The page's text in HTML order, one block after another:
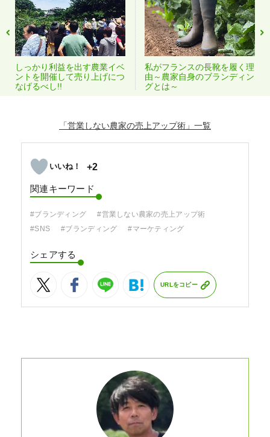
しっかり利益を出す農業イベ
ントを開催して売り上げにつ
なげるべし!!
私がフランスの長靴を履く理
由～農家自身のブランディン
グとは～
「営業しない農家の売上アップ術」
+2
関連キーワード
#ブランディング
#営業しない農家の売上アップ術
#SNS
#ブランディング #マーケティング
シェアする
URLをコピー